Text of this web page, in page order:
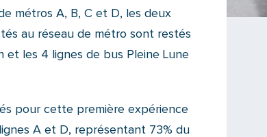
métros A, B, C et D, les deux
au réseau de métro sont restés
les 4 lignes de bus Pleine Lune
pour cette première expérience
A et D, représentant 73% du